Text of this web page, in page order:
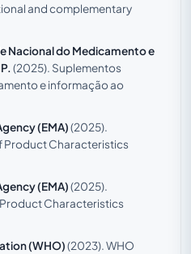
and complementary
Nacional do Medicamento e
(2025). Suplementos
e informação ao
(EMA)(2025).
Product Characteristics
(EMA)(2025).
Characteristics
(WHO)(2023).WHO